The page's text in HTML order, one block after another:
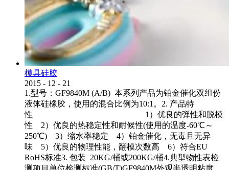
模具硅胶
2015 - 12 - 21
1.型号：GF9840M (A/B) 本系列产品为铂金催化双组份
液体硅橡胶，使用的混合比例为10:1。2. 产品特
性 1）优良的弹性和脱模
性 2）优良的热稳定性和耐候性(使用的温度-60℃～
250℃) 3）缩水率稳定 4）铂金催化，无毒且无异
味 5）优良的物理性能，翻模次数高 6）符合EU
RoHS标准3. 包装 20KG/桶或200KG/桶4.典型物性表检
测项目单位检测标准(GB/T)GF9840M外观半透明粘度